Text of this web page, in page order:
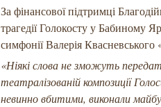
За фінансової підтримці
трагедії Голокосту у Бабиному
симфонії Валерія
«Ніякі слова не зможуть
театралізованій композиції
невинно вбитими, виконали